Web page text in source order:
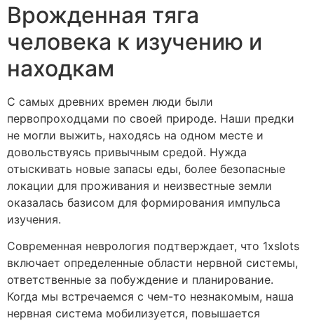
Врожденная тяга
человека к изучению и
находкам
С самых древних времен люди были
первопроходцами по своей природе. Наши предки
не могли выжить, находясь на одном месте и
довольствуясь привычным средой. Нужда
отыскивать новые запасы еды, более безопасные
локации для проживания и неизвестные земли
оказалась базисом для формирования импульса
изучения.
Современная неврология подтверждает, что 1xslots
включает определенные области нервной системы,
ответственные за побуждение и планирование.
Когда мы встречаемся с чем-то незнакомым, наша
нервная система мобилизуется, повышается